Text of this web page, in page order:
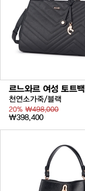
르느와르 여성 토트백
천연소가죽/블랙
20% ₩498,000
₩398,400